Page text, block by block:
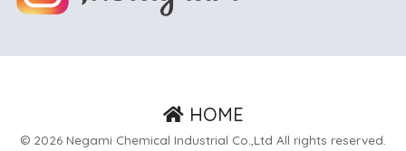
い。 #能美市 #よりよい環境づくりの日 #根上工業株式
www.instagram.com
HOME
© 2026 Negami Chemical Industrial Co.,Ltd All rights reserved.